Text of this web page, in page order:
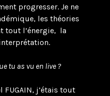
progresser. Je ne
les théories
tout l’énergie, la
tu as vu en live ?
FUGAIN, j’étais tout